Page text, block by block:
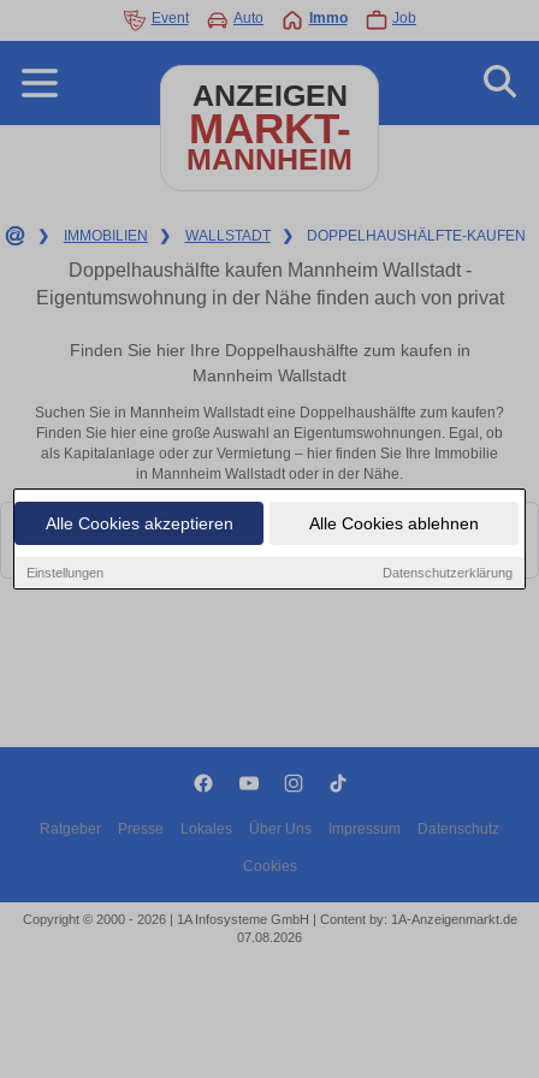
Alle Cookies akzeptieren Alle Cookies ablehnen
Einstellungen Datenschutzerklärung
Event Auto Immo Job
ANZEIGEN
MARKT-
MANNHEIM
❯ IMMOBILIEN ❯ WALLSTADT ❯ DOPPELHAUSHÄLFTE-KAUFEN
Doppelhaushälfte kaufen Mannheim Wallstadt -
Eigentumswohnung in der Nähe finden auch von privat
Finden Sie hier Ihre Doppelhaushälfte zum kaufen in
Mannheim Wallstadt
Suchen Sie in Mannheim Wallstadt eine Doppelhaushälfte zum kaufen?
Finden Sie hier eine große Auswahl an Eigentumswohnungen. Egal, ob
als Kapitalanlage oder zur Vermietung – hier finden Sie Ihre Immobilie
in Mannheim Wallstadt oder in der Nähe.
Leider konnten wir derzeit keine passenden Objekte finden. Schauen Sie
bald wieder vorbei!
Ratgeber Presse Lokales Über Uns Impressum Datenschutz
Cookies
Copyright © 2000 - 2026 | 1A Infosysteme GmbH | Content by: 1A-Anzeigenmarkt.de
07.08.2026